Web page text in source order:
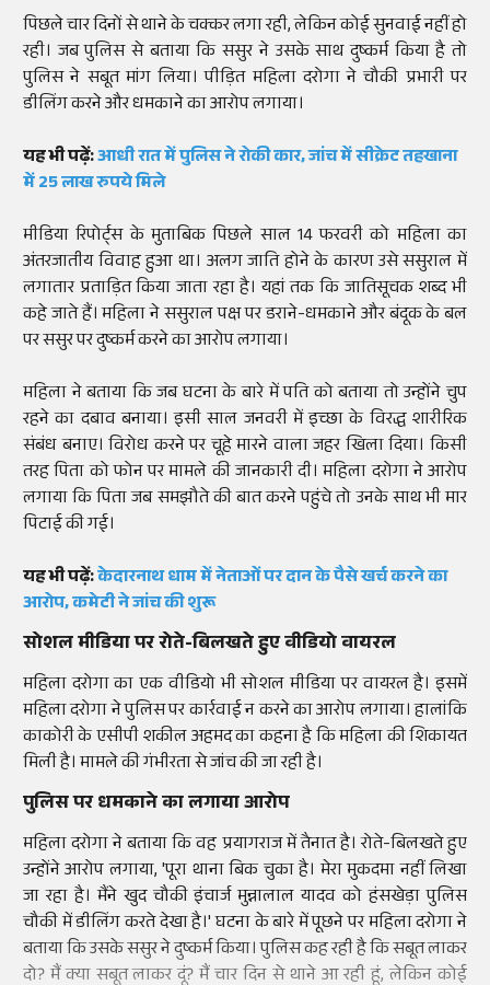
पिछले चार दिनों से थाने के चक्कर लगा रही, लेकिन कोई सुनवाई नहीं हो
रही। जब पुलिस से बताया कि ससुर ने उसके साथ दुष्कर्म किया है तो
पुलिस ने सबूत मांग लिया। पीड़ित महिला दरोगा ने चौकी प्रभारी पर
डीलिंग करने और धमकाने का आरोप लगाया।
यह भी पढ़ें:आधी रात में पुलिस ने रोकी कार, जांच में सीक्रेट तहखाना
में 25 लाख रुपये मिले
मीडिया रिपोर्ट्स के मुताबिक पिछले साल 14 फरवरी को महिला का
अंतरजातीय विवाह हुआ था। अलग जाति होने के कारण उसे ससुराल में
लगातार प्रताड़ित किया जाता रहा है। यहां तक कि जातिसूचक शब्द भी
कहे जाते हैं। महिला ने ससुराल पक्ष पर डराने-धमकाने और बंदूक के बल
पर ससुर पर दुष्कर्म करने का आरोप लगाया।
महिला ने बताया कि जब घटना के बारे में पति को बताया तो उन्होंने चुप
रहने का दबाव बनाया। इसी साल जनवरी में इच्छा के विरद्ध शारीरिक
संबंध बनाए। विरोध करने पर चूहे मारने वाला जहर खिला दिया। किसी
तरह पिता को फोन पर मामले की जानकारी दी। महिला दरोगा ने आरोप
लगाया कि पिता जब समझौते की बात करने पहुंचे तो उनके साथ भी मार
पिटाई की गई।
यह भी पढ़ें:केदारनाथ धाम में नेताओं पर दान के पैसे खर्च करने का
आरोप, कमेटी ने जांच की शुरू
सोशल मीडिया पर रोते-बिलखते हुए वीडियो वायरल
महिला दरोगा का एक वीडियो भी सोशल मीडिया पर वायरल है। इसमें
महिला दरोगा ने पुलिस पर कार्रवाई न करने का आरोप लगाया। हालांकि
काकोरी के एसीपी शकील अहमद का कहना है कि महिला की शिकायत
मिली है। मामले की गंभीरता से जांच की जा रही है।
पुलिस पर धमकाने का लगाया आरोप
महिला दरोगा ने बताया कि वह प्रयागराज में तैनात है। रोते-बिलखते हुए
उन्होंने आरोप लगाया, 'पूरा थाना बिक चुका है। मेरा मुकदमा नहीं लिखा
जा रहा है। मैंने खुद चौकी इंचार्ज मुन्नालाल यादव को हंसखेड़ा पुलिस
चौकी में डीलिंग करते देखा है।' घटना के बारे में पूछने पर महिला दरोगा ने
बताया कि उसके ससुर ने दुष्कर्म किया। पुलिस कह रही है कि सबूत लाकर
दो? मैं क्या सबूत लाकर दूं? मैं चार दिन से थाने आ रही हूं, लेकिन कोई